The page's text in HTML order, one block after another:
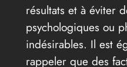
résultats et à éviter
psychologiques ou
indésirables. Il est
rappeler que des